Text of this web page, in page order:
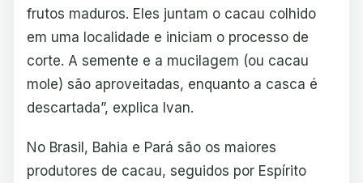
frutos maduros. Eles juntam o cacau colhido
em uma localidade e iniciam o processo de
corte. A semente e a mucilagem (ou cacau
mole) são aproveitadas, enquanto a casca é
descartada”, explica Ivan.
No Brasil, Bahia e Pará são os maiores
produtores de cacau, seguidos por Espírito